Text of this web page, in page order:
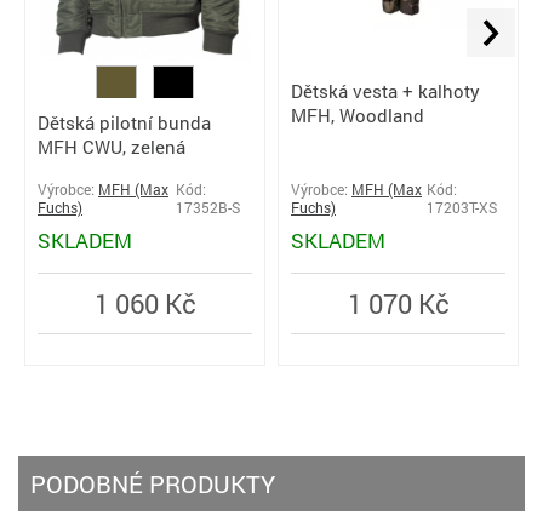
Dětská pilotní bunda
MFH CWU, zelená
Výrobce: MFH (Max
Fuchs)
Kód:
17352B-S
SKLADEM
1 060 Kč
Dětská vesta + kalhoty
MFH, Woodland
Výrobce: MFH (Max
Fuchs)
Kód:
17203T-XS
SKLADEM
1 070 Kč
PODOBNÉ PRODUKTY